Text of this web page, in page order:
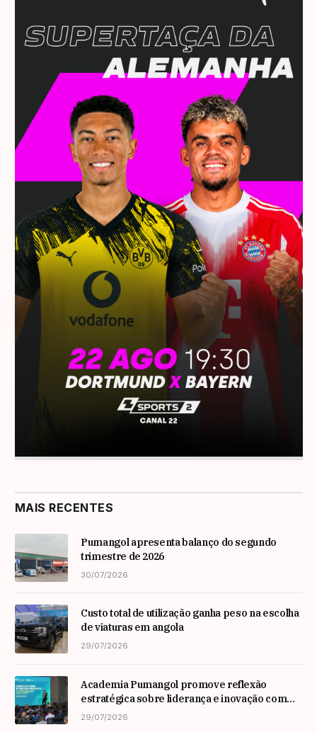
MAIS RECENTES
Pumangol apresenta balanço do segundo
trimestre de 2026
30/07/2026
Custo total de utilização ganha peso na escolha
de viaturas em angola
29/07/2026
Academia Pumangol promove reflexão
estratégica sobre liderança e inovação com
especialista internacional Nadim Habib
29/07/2026